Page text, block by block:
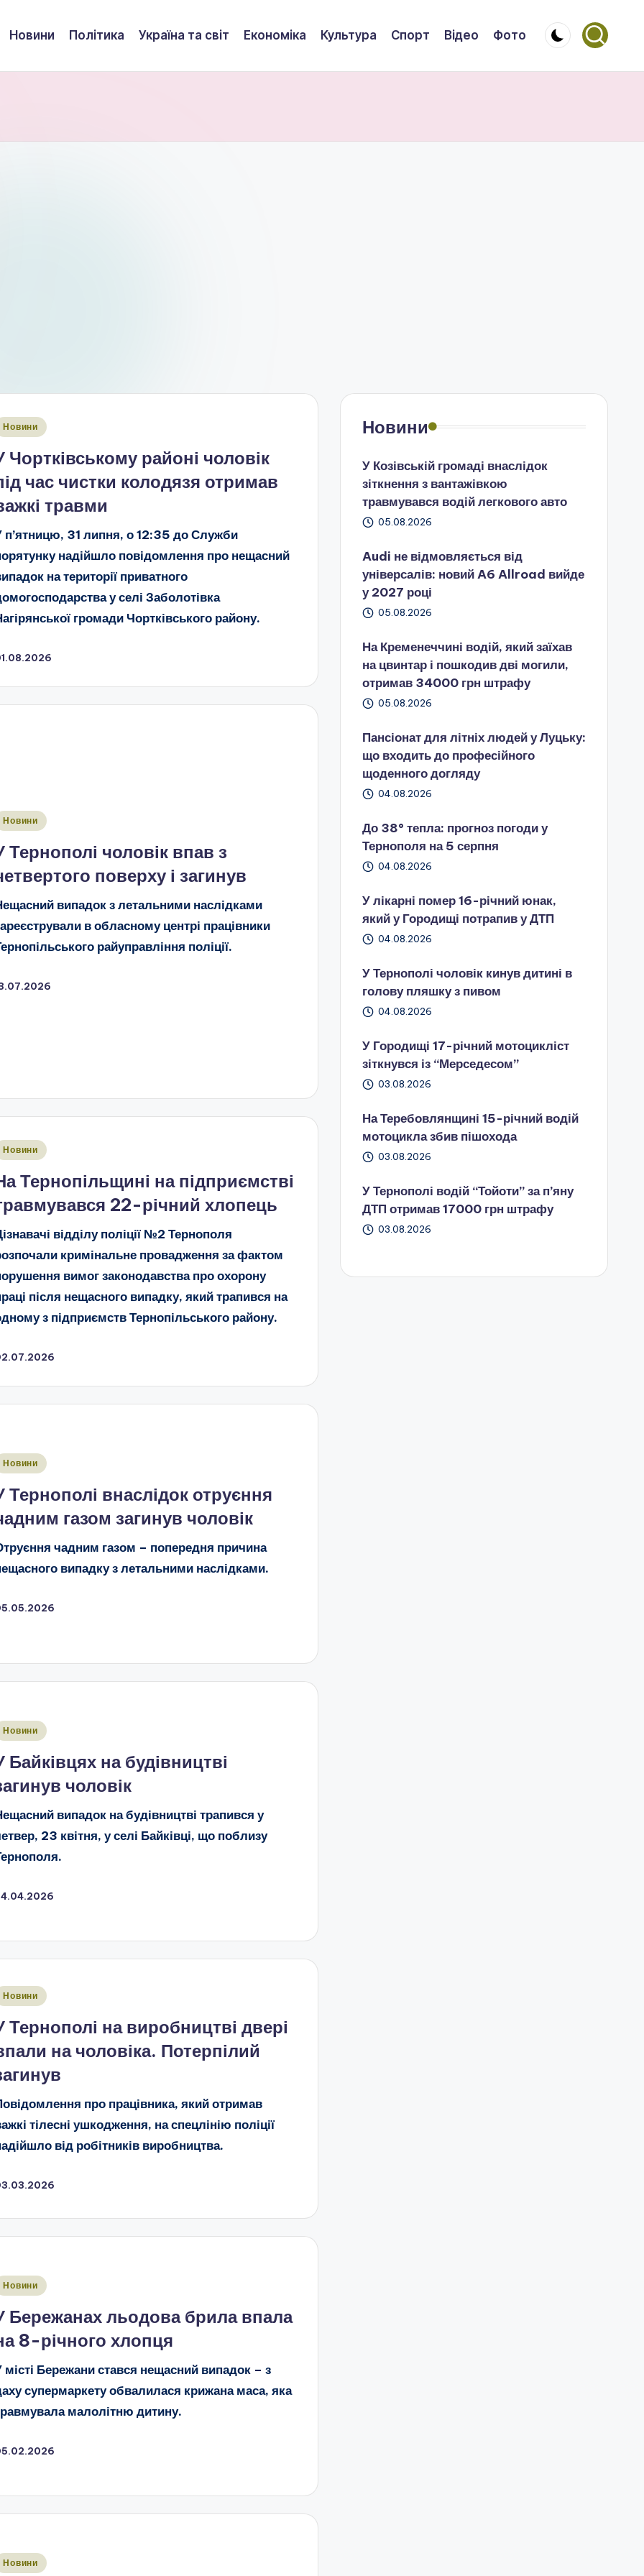
Новини Політика Україна та світ Економіка Культура Спорт Відео Фото
Новини
Чортківському районі чоловік
час чистки колодязя отримав
травми
п’ятницю, 31 липня, о 12:35 до Служби
надійшло повідомлення про нещасний
на території приватного
у селі Заболотівка
громади Чортківського району.
Новини
Тернополі чоловік впав з
поверху і загинув
випадок з летальними наслідками
в обласному центрі працівники
райуправління поліції.
Новини
Тернопільщині на підприємстві
22-річний хлопець
відділу поліції №2 Тернополя
кримінальне провадження за фактом
вимог законодавства про охорону
після нещасного випадку, який трапився на
з підприємств Тернопільського району.
Новини
Тернополі внаслідок отруєння
газом загинув чоловік
чадним газом – попередня причина
випадку з летальними наслідками.
Новини
Байківцях на будівництві
чоловік
випадок на будівництві трапився у
23 квітня, у селі Байківці, що поблизу
Новини
Тернополі на виробництві двері
на чоловіка. Потерпілий
про працівника, який отримав
тілесні ушкодження, на спецлінію поліції
від робітників виробництва.
Новини
Бережанах льодова брила впала
8-річного хлопця
місті Бережани стався нещасний випадок – з
супермаркету обвалилася крижана маса, яка
малолітню дитину.
Новини
Новини
У Козівській громаді внаслідок
зіткнення з вантажівкою
травмувався водій легкового авто
05.08.2026
Audi не відмовляється від
універсалів: новий A6 Allroad вийде
у 2027 році
05.08.2026
На Кременеччині водій, який заїхав
на цвинтар і пошкодив дві могили,
отримав 34000 грн штрафу
05.08.2026
Пансіонат для літніх людей у Луцьку:
що входить до професійного
щоденного догляду
04.08.2026
До 38° тепла: прогноз погоди у
Тернополя на 5 серпня
04.08.2026
У лікарні помер 16-річний юнак,
який у Городищі потрапив у ДТП
04.08.2026
У Тернополі чоловік кинув дитині в
голову пляшку з пивом
04.08.2026
У Городищі 17-річний мотоцикліст
зіткнувся із “Мерседесом”
03.08.2026
На Теребовлянщині 15-річний водій
мотоцикла збив пішохода
03.08.2026
У Тернополі водій “Тойоти” за п’яну
ДТП отримав 17000 грн штрафу
03.08.2026